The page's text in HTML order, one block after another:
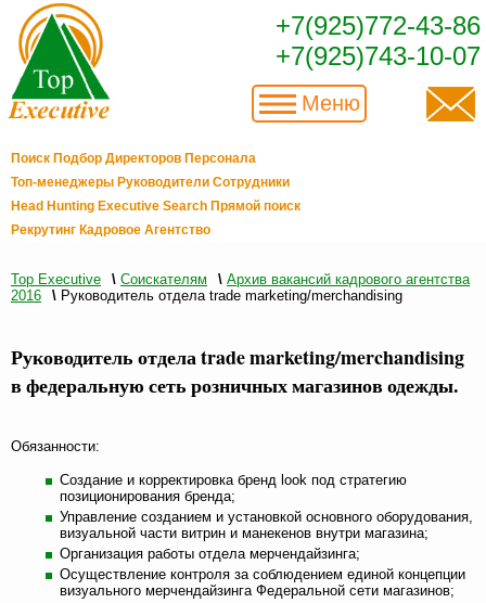
Меню
Поиск Подбор Директоров Персонала
Топ-менеджеры Руководители Сотрудники
Head Hunting Executive Search Прямой поиск
Рекрутинг Кадровое Агентство
+7(925)772-43-86
+7(925)743-10-07
Top Executive \ Соискателям \ Архив вакансий кадрового агентства
2016
\ Руководитель отдела trade marketing/merchandising
Руководитель отдела trade marketing/merchandising
в федеральную сеть розничных магазинов одежды.
Обязанности:
Создание и корректировка бренд look под стратегию
позиционирования бренда;
Управление созданием и установкой основного оборудования,
визуальной части витрин и манекенов внутри магазина;
Организация работы отдела мерчендайзинга;
Осуществление контроля за соблюдением единой концепции
визуального мерчендайзинга Федеральной сети магазинов;